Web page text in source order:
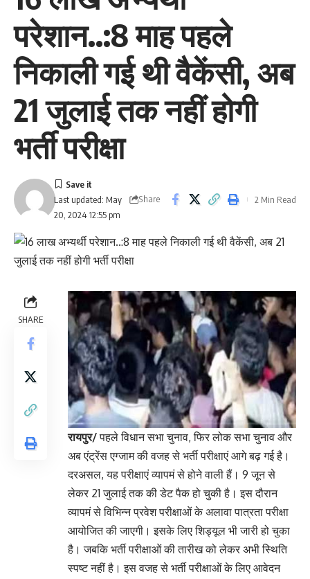
परेशान..:8 माह पहले
निकाली गई थी वैकेंसी, अब
21 जुलाई तक नहीं होगी
भर्ती परीक्षा
Last updated: May
20, 2024 12:55 pm
Share 2 Min Read
SHARE
रायपुर/पहले विधान सभा चुनाव, फिर लोक सभा चुनाव और
अब एंट्रेंस एग्जाम की वजह से भर्ती परीक्षाएं आगे बढ़ गई है।
दरअसल, यह परीक्षाएं व्यापमं से होने वाली हैं। 9 जून से
लेकर 21 जुलाई तक की डेट पैक हो चुकी है। इस दौरान
व्यापमं से विभिन्न प्रवेश परीक्षाओं के अलावा पात्रता परीक्षा
आयोजित की जाएगी। इसके ​लिए शिड्यूल भी जारी हो चुका
है। जबकि भर्ती परीक्षाओं की तारीख को लेकर अभी स्थिति
स्पष्ट नहीं है। इस वजह से भर्ती परीक्षाओं के लिए आवेदन